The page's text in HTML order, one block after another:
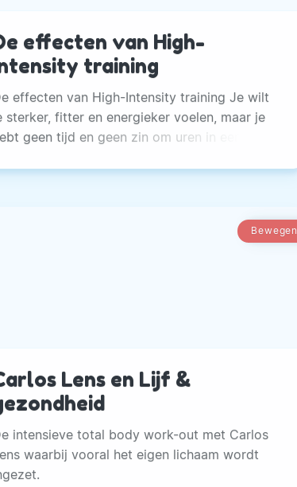
effecten van High-
training
effecten van High-Intensity training Je wilt
sterker, fitter en energieker voelen, maar je
geen tijd en geen zin om uren in een
het ook niet nodig moeten zijn om
Bewegen
Lens en Lijf &
intensieve total body work-out met Carlos
waarbij vooral het eigen lichaam wordt